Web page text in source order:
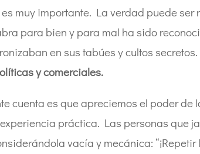
muy importante. La verdad puede
para bien y para mal ha sido
en sus tabúes y cultos secretos.
y comerciales.
cuenta es que apreciemos el poder
práctica. Las personas que
vacía y mecánica: